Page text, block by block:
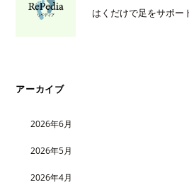
アーカイブ
2026年6月
2026年5月
2026年4月